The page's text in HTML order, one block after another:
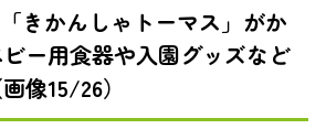
きかんしゃトーマス」がか
ー用食器や入園グッズなど
像15/26）